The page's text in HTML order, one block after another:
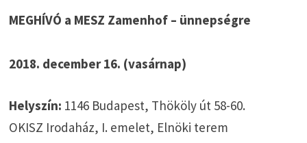
MEGHÍVÓ a MESZ Zamenhof – ünnepségre
2018. december 16. (vasárnap)
Helyszín: 1146 Budapest, Thököly út 58-60.
OKISZ Irodaház, I. emelet, Elnöki terem